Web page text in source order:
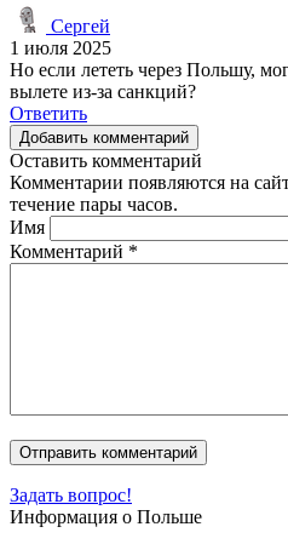
Сергей
1 июля 2025
Но если лететь через Польшу,
вылете из-за санкций?
Ответить
Добавить комментарий
Оставить комментарий
Комментарии появляются на
течение пары часов.
Имя
Комментарий *
Задать вопрос!
Информация о Польше